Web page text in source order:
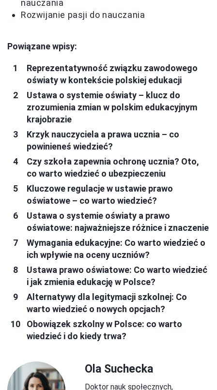
nauczania
Rozwijanie pasji do nauczania
Powiązane wpisy:
Reprezentatywność związku zawodowego
oświaty w kontekście polskiej edukacji
Ustawa o systemie oświaty – klucz do
zrozumienia zmian w polskim edukacyjnym
krajobrazie
Krzyk nauczyciela a prawa ucznia – co
powinieneś wiedzieć?
Czy szkoła zapewnia ochronę ucznia? Oto,
co warto wiedzieć o ubezpieczeniu
Kluczowe regulacje w ustawie prawo
oświatowe – co warto wiedzieć?
Ustawa o systemie oświaty a prawo
oświatowe: najważniejsze różnice i znaczenie
Wymagania edukacyjne: Co warto wiedzieć o
ich wpływie na oceny uczniów?
Ustawa prawo oświatowe: Co warto wiedzieć
i jak zmienia edukację w Polsce?
Alternatywy dla legitymacji szkolnej: Co
warto wiedzieć o nowych opcjach?
Obowiązek szkolny w Polsce: co warto
wiedzieć i do kiedy trwa?
Ola Suchecka
Doktor nauk społecznych,